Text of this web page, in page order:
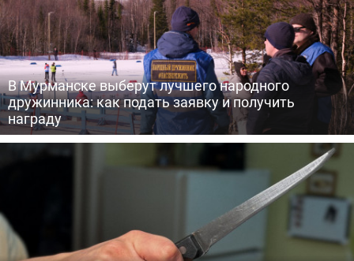
В Мурманске выберут лучшего народного
дружинника: как подать заявку и получить
награду